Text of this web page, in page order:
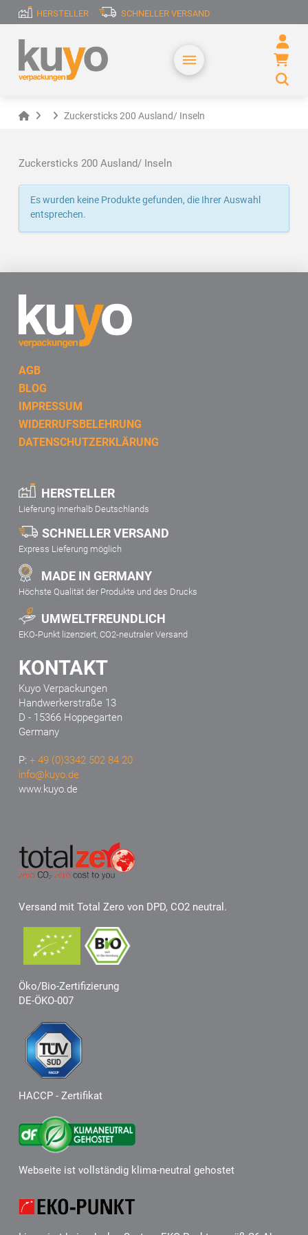
HERSTELLER SCHNELLER VERSAND
Home Zuckersticks 200 Ausland/ Inseln
Zuckersticks 200 Ausland/ Inseln
Es wurden keine Produkte gefunden, die Ihrer Auswahl
entsprechen.
AGB
BLOG
IMPRESSUM
WIDERRUFSBELEHRUNG
DATENSCHUTZERKLÄRUNG
HERSTELLER
Lieferung innerhalb Deutschlands
SCHNELLER VERSAND
Express Lieferung möglich
MADE IN GERMANY
Höchste Qualität der Produkte und des Drucks
UMWELTFREUNDLICH
EKO-Punkt lizenziert, CO2-neutraler Versand
KONTAKT
Kuyo Verpackungen
Handwerkerstraße 13
D - 15366 Hoppegarten
Germany
P: + 49 (0)3342 502 84 20
info@kuyo.de
www.kuyo.de
Versand mit Total Zero von DPD, CO2 neutral.
Öko/Bio-Zertifizierung
DE-ÖKO-007
HACCP - Zertifikat
Webseite ist vollständig klima-neutral gehostet